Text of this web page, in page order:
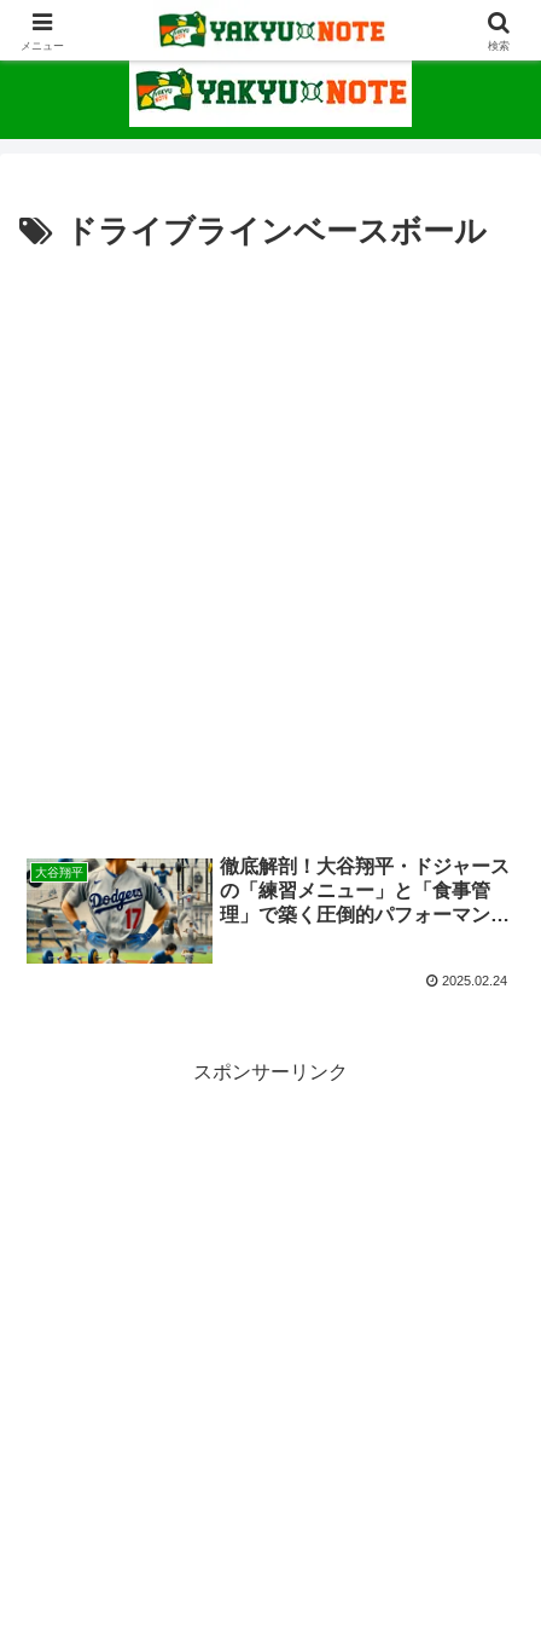
野球が上手くなるための情報サイト
ドライブラインベースボール
大谷翔平
徹底解剖！大谷翔平・ドジャース
の「練習メニュー」と「食事管
理」で築く圧倒的パフォーマンス
2025.02.24
スポンサーリンク
メニュー 検索